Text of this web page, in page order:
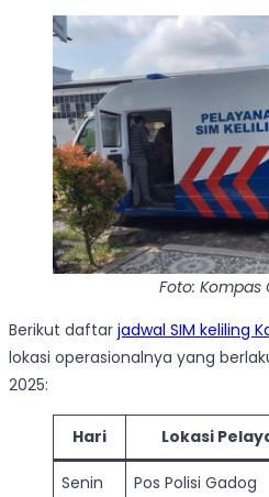
Foto:
Berikut daftar jadwal SIM keliling
lokasi operasionalnya yang
2025:
Hari Lokasi
Senin
Pos Polisi Gadog